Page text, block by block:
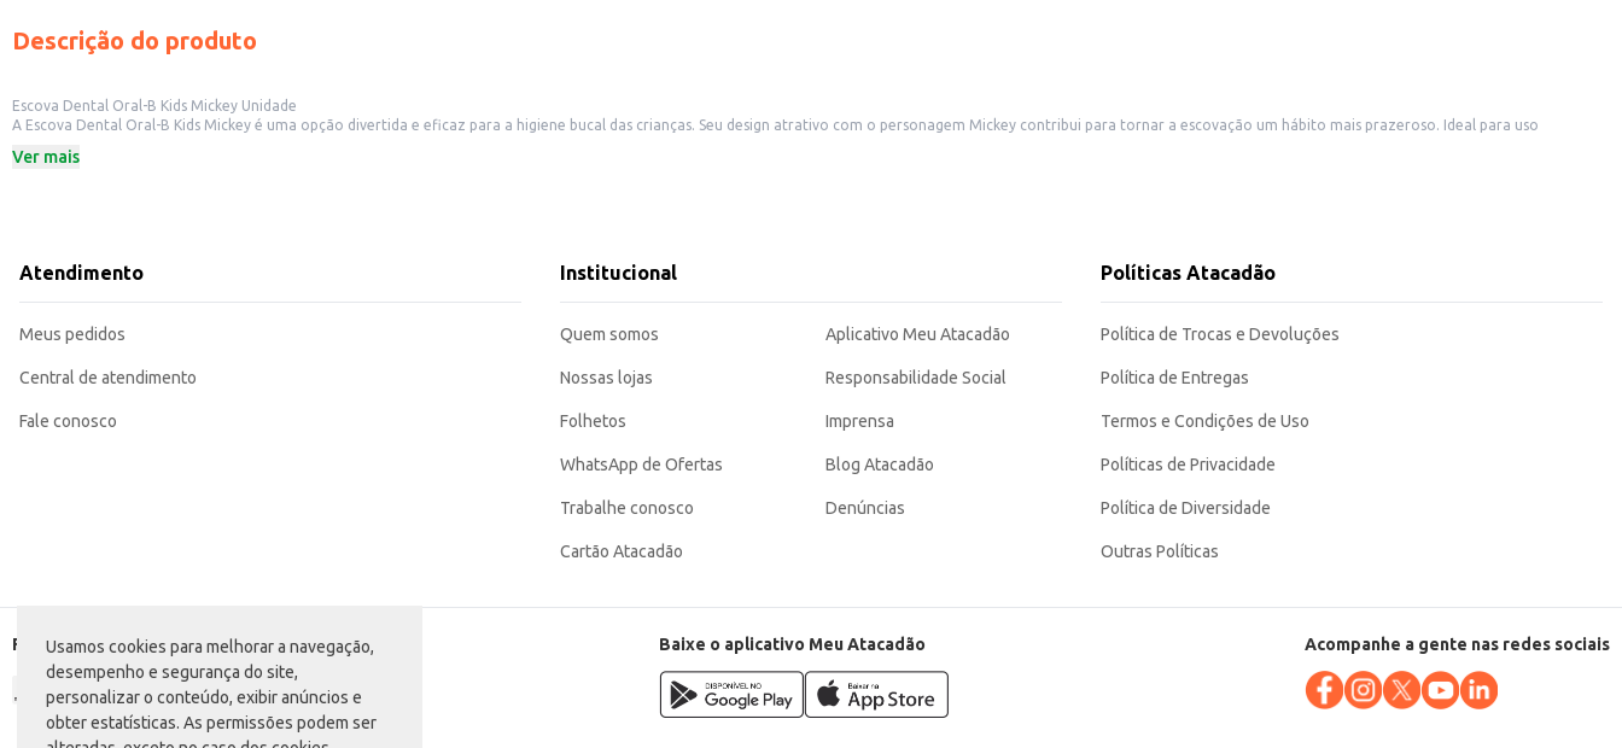
Usamos cookies para melhorar a navegação,
desempenho e segurança do site,
personalizar o conteúdo, exibir anúncios e
obter estatísticas. As permissões podem ser
Descrição do produto
Escova Dental Oral-B Kids Mickey Unidade
A Escova Dental Oral-B Kids Mickey é uma opção divertida e eficaz para a higiene bucal das crianças. Seu design atrativo com o personagem Mickey contribui para tornar a escovação um hábito mais prazeroso. Ideal para uso
Marca: Oral-B
Ensine a criança a escovar os dentes corretamente, alcançando todas as áreas.
Recomenda-se trocar a escova a cada três meses ou quando as cerdas estiverem desgastadas.
Ver mais
Atendimento
Meus pedidos
Central de atendimento
Fale conosco
Institucional
Quem somos
Nossas lojas
Folhetos
WhatsApp de Ofertas
Trabalhe conosco
Cartão Atacadão
Aplicativo Meu Atacadão
Responsabilidade Social
Imprensa
Blog Atacadão
Denúncias
Políticas Atacadão
Política de Trocas e Devoluções
Política de Entregas
Termos e Condições de Uso
Políticas de Privacidade
Política de Diversidade
Outras Políticas
Formas de pagamento Baixe o aplicativo Meu Atacadão Acompanhe a gente nas redes sociais